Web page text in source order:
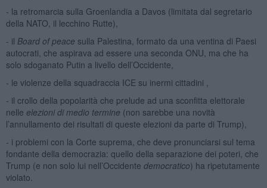
- la retromarcia sulla Groenlandia a Davos (limitata dal segretario
della NATO, il lecchino Rutte),
- il Board of peace sulla Palestina, formato da una ventina di Paesi
autocrati, che aspirava ad essere una seconda ONU, ma che ha
solo sdoganato Putin a livello dell’Occidente,
- le violenze della squadraccia ICE su inermi cittadini ,
- il crollo della popolarità che prelude ad una sconfitta elettorale
nelle elezioni di medio termine (non sarebbe una novità
l’annullamento dei risultati di queste elezioni da parte di Trump),
- i problemi con la Corte suprema, che deve pronunciarsi sul tema
fondante della democrazia: quello della separazione dei poteri, che
Trump (e non solo lui nell’Occidente democratico) ha ripetutamente
violato.